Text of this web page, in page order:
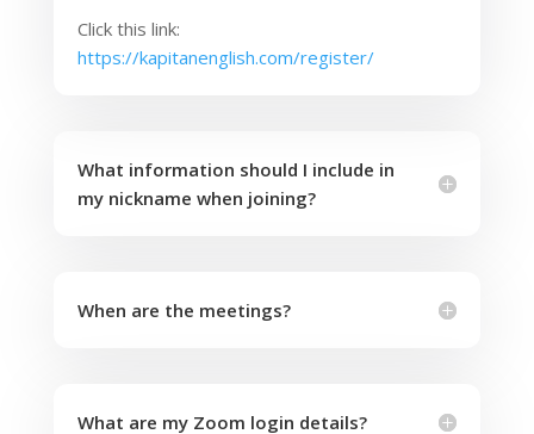
Click this link:
https://kapitanenglish.com/register/
What information should I include in
my nickname when joining?
When are the meetings?
What are my Zoom login details?